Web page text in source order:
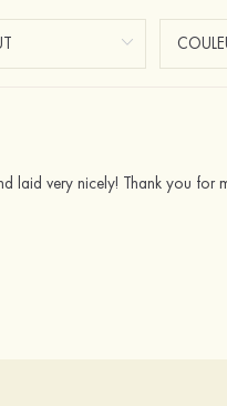
laid very nicely! Thank you for